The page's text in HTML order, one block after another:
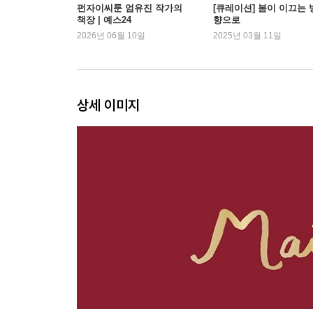
펀자이씨툰 엄유진 작가의
책장 | 예스24
2026년 06월 10일
[큐레이션] 봄이 이끄는
향으로
2025년 03월 11일
상세 이미지